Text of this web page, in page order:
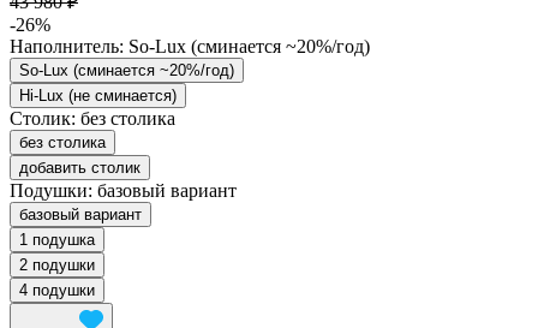
-26%
Наполнитель: So-Lux (cминается ~20%/год)
So-Lux (cминается ~20%/год)
Hi-Lux (не сминается)
Столик: без столика
без столика
добавить столик
Подушки: базовый вариант
базовый вариант
1 подушка
2 подушки
4 подушки